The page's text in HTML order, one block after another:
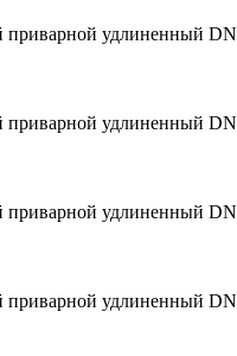
удлиненный
удлиненный
удлиненный
удлиненный